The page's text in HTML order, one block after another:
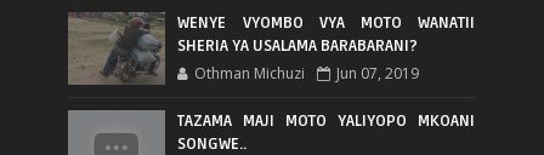
WENYE VYOMBO VYA MOTO WANATII
SHERIA YA USALAMA BARABARANI?
Othman Michuzi Jun 07, 2019
TAZAMA MAJI MOTO YALIYOPO MKOANI
SONGWE..